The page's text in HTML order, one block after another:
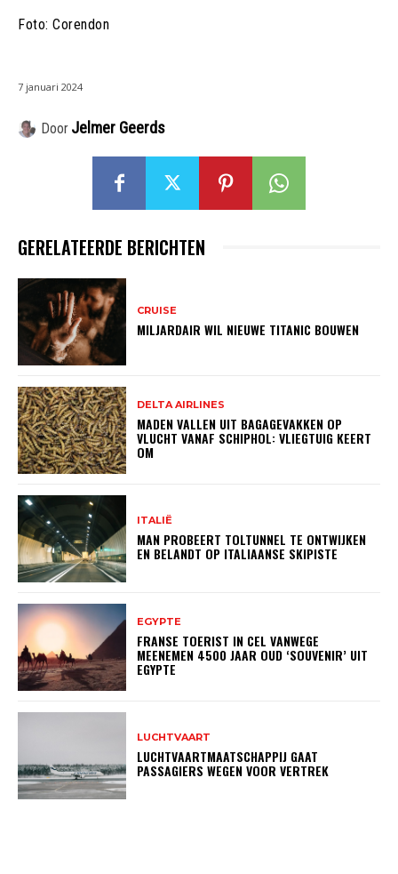
Foto: Corendon
7 januari 2024
Door Jelmer Geerds
GERELATEERDE BERICHTEN
CRUISE
MILJARDAIR WIL NIEUWE TITANIC BOUWEN
DELTA AIRLINES
MADEN VALLEN UIT BAGAGEVAKKEN OP
VLUCHT VANAF SCHIPHOL: VLIEGTUIG KEERT
OM
ITALIË
MAN PROBEERT TOLTUNNEL TE ONTWIJKEN
EN BELANDT OP ITALIAANSE SKIPISTE
EGYPTE
FRANSE TOERIST IN CEL VANWEGE
MEENEMEN 4500 JAAR OUD ‘SOUVENIR’ UIT
EGYPTE
LUCHTVAART
LUCHTVAARTMAATSCHAPPIJ GAAT
PASSAGIERS WEGEN VOOR VERTREK